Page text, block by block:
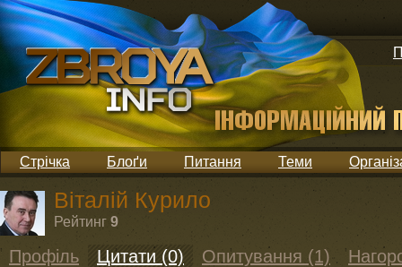
Стрічка Блоґи Питання Теми
Віталій Курило
Рейтинг 9
Профіль Цитати (0) Опитування (1)